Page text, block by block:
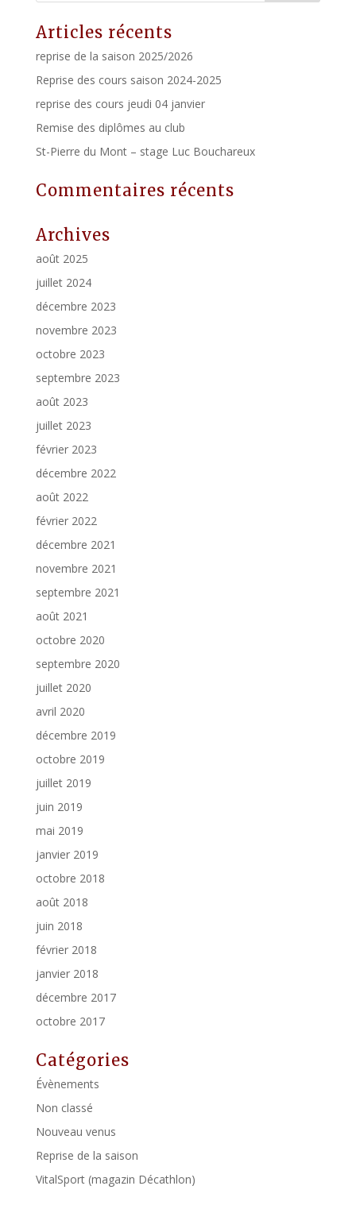
Articles récents
reprise de la saison 2025/2026
Reprise des cours saison 2024-2025
reprise des cours jeudi 04 janvier
Remise des diplômes au club
St-Pierre du Mont – stage Luc Bouchareux
Commentaires récents
Archives
août 2025
juillet 2024
décembre 2023
novembre 2023
octobre 2023
septembre 2023
août 2023
juillet 2023
février 2023
décembre 2022
août 2022
février 2022
décembre 2021
novembre 2021
septembre 2021
août 2021
octobre 2020
septembre 2020
juillet 2020
avril 2020
décembre 2019
octobre 2019
juillet 2019
juin 2019
mai 2019
janvier 2019
octobre 2018
août 2018
juin 2018
février 2018
janvier 2018
décembre 2017
octobre 2017
Catégories
Évènements
Non classé
Nouveau venus
Reprise de la saison
VitalSport (magazin Décathlon)